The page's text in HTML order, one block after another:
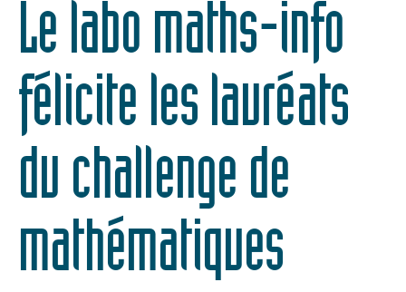
Le labo maths-info
félicite les lauréats
du challenge de
mathématiques